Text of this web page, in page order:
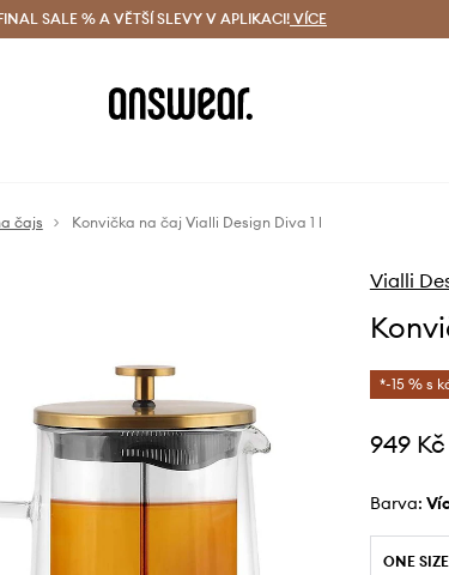
1800 Kč) Doručení i do 24 h
SALE % A VĚTŠÍ SLEVY V APLIKACI! VÍCE
čajs Konvička na čaj Vialli Design Diva 1 l
Vialli
*-15 % s
949 Kč
Barva:
ONE SIZE